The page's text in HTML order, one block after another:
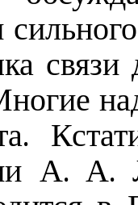
связи
А. А.